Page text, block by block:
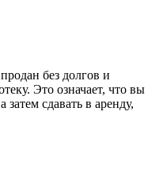
без долгов и
Это означает, что вы
сдавать в аренду,